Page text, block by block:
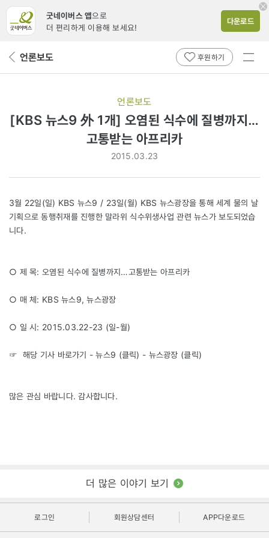
굿네이버스 앱으로
더 편리하게 이용해 보세요!
다운로드
뒤 언론보도 후원하기
전체
언론보도
[KBS 뉴스9 外 1개] 오염된 식수에 질병까지…
고통받는 아프리카
2015.03.23
3월 22일(일) KBS 뉴스9 / 23일(월) KBS 뉴스광장을 통해 세계 물의 날
기획으로 동행취재를 진행한 말라위 식수위생사업 관련 뉴스가 보도되었습
니다.
○ 제 목: 오염된 식수에 질병까지…고통받는 아프리카
○ 매 체: KBS 뉴스9, 뉴스광장
○ 일 시: 2015.03.22-23 (일-월)
☞ 해당 기사 바로가기 - 뉴스9 (클릭) - 뉴스광장 (클릭)
많은 관심 바랍니다. 감사합니다.
더 많은 이야기 보기
로그인 회원상담센터 APP다운로드